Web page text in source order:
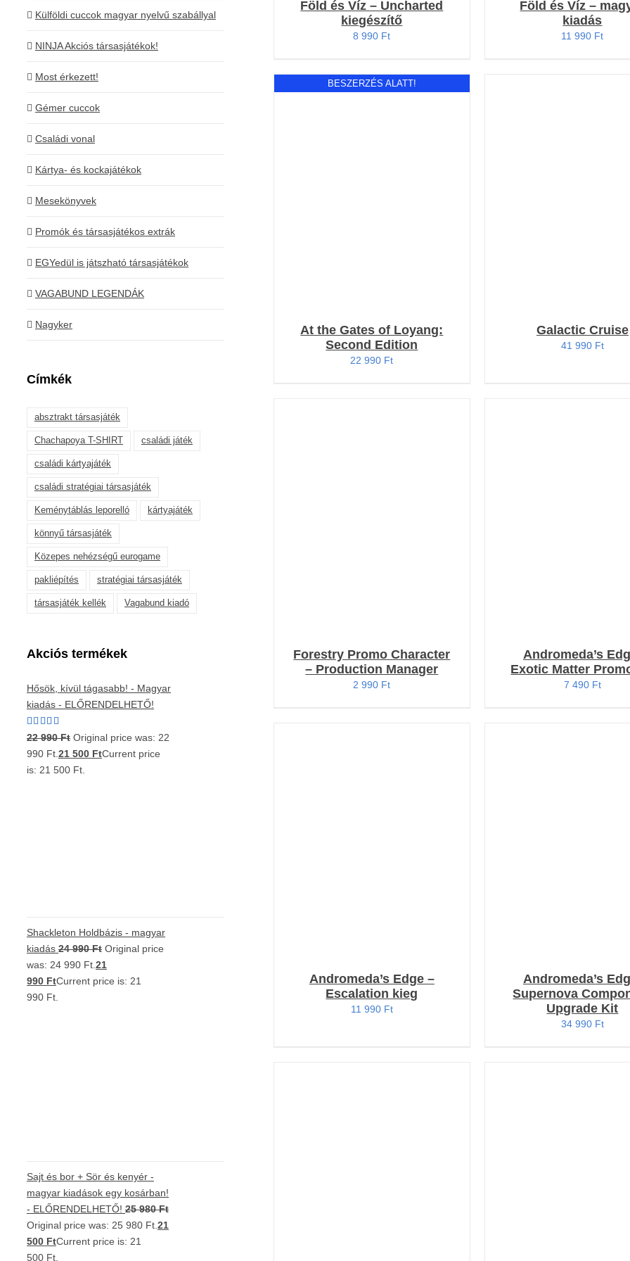
Föld és Víz – Uncharted
kiegészítő
8 990 Ft
Föld és Víz –
kiadás
11 990 Ft
BESZERZÉS ALATT!
At the Gates of Loyang:
Second Edition
22 990 Ft
Galactic Cruise
41 990 Ft
Forestry Promo Character
– Production Manager
2 990 Ft
Andromeda’s
Exotic Matter
7 490 Ft
Andromeda’s Edge –
Escalation kieg
11 990 Ft
Andromeda’s
Supernova
Upgrade Kit
34 990 Ft
Külföldi cuccok magyar nyelvű szabállyal
NINJA Akciós társasjátékok!
Most érkezett!
Gémer cuccok
Családi vonal
Kártya- és kockajátékok
Mesekönyvek
Promók és társasjátékos extrák
EGYedül is játszható társasjátékok
VAGABUND LEGENDÁK
Nagyker
Címkék
absztrakt társasjáték
Chachapoya T-SHIRT családi játék
családi kártyajáték
családi stratégiai társasjáték
Keménytáblás leporelló kártyajáték
könnyű társasjáték
Közepes nehézségű eurogame
pakliépítés stratégiai társasjáték
társasjáték kellék Vagabund kiadó
Akciós termékek
Hősök, kívül tágasabb! - Magyar
kiadás - ELŐRENDELHETŐ!
Értékelés:
22 990Ft Original price was: 22
990 Ft.21 500 FtCurrent price
is: 21 500 Ft.
Shackleton Holdbázis - magyar
kiadás 24 990Ft Original price
was: 24 990 Ft.21
990 FtCurrent price is: 21
990 Ft.
Sajt és bor + Sör és kenyér -
magyar kiadások egy kosárban!
- ELŐRENDELHETŐ! 25 980Ft
Original price was: 25 980 Ft.21
500 FtCurrent price is: 21
500 Ft.